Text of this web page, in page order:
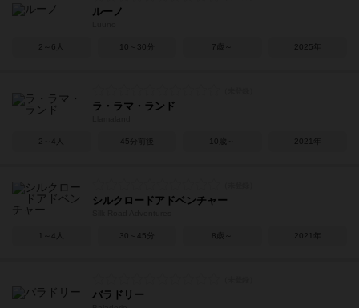
ルーノ
2～6人 10～30分 7歳～ 2025年
ラ・ラマ・ランド
2～4人 45分前後 10歳～ 2021年
シルクロードアドベンチャー
1～4人 30～45分 8歳～ 2021年
バラドリー